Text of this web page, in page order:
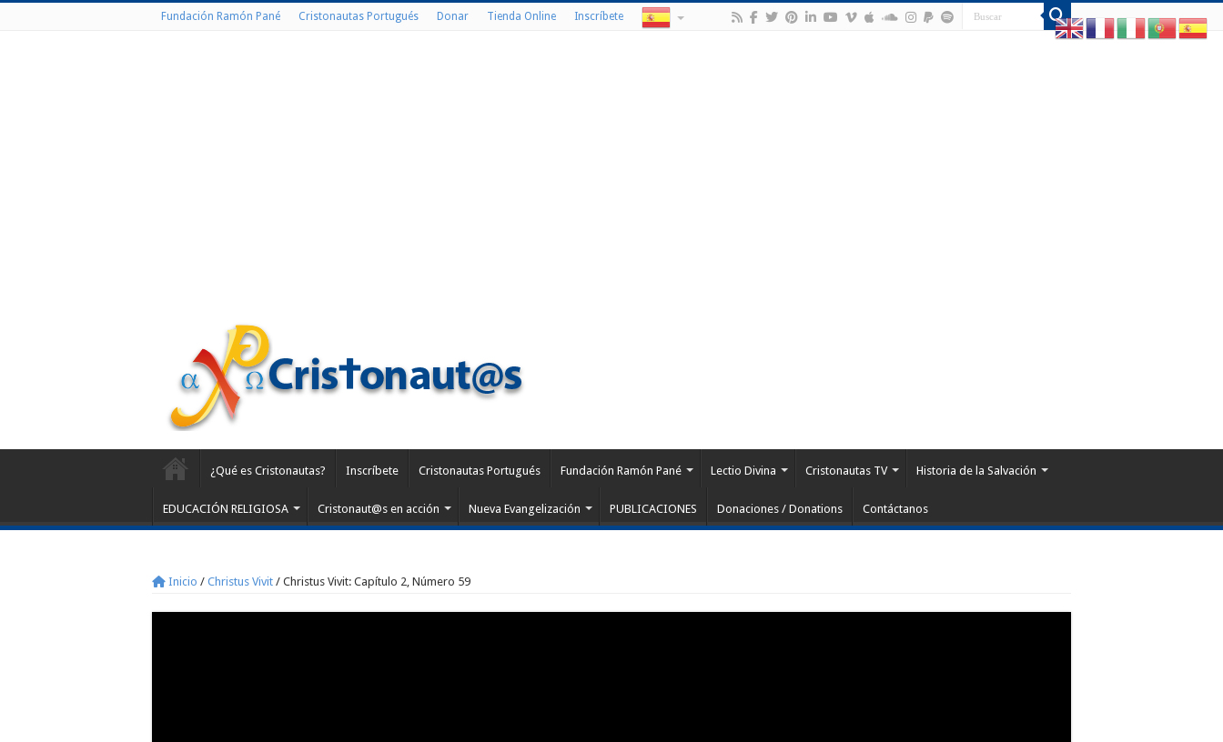
Fundación Ramón Pané Cristonautas Portugués Donar Tienda Online Inscríbete
¿Qué es Cristonautas? Inscríbete Cristonautas Portugués Fundación Ramón Pané Lectio Divina Cristonautas TV Historia de la Salvación
EDUCACIÓN RELIGIOSA Cristonaut@s en acción Nueva Evangelización PUBLICACIONES Donaciones / Donations Contáctanos
Inicio / Christus Vivit / Christus Vivit: Capítulo 2, Número 59